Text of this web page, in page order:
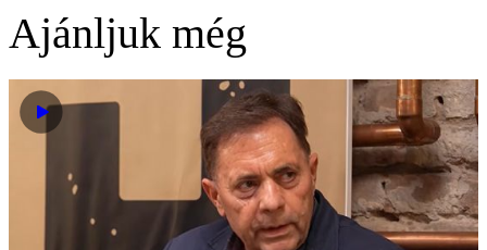
Ajánljuk még